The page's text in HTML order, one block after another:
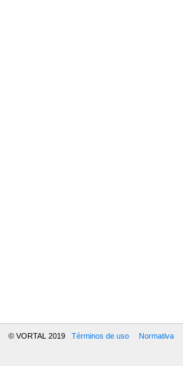
© VORTAL 2019 Términos de uso Normativa